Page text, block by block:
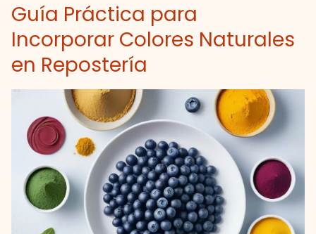
Guía Práctica para
Incorporar Colores Naturales
en Repostería